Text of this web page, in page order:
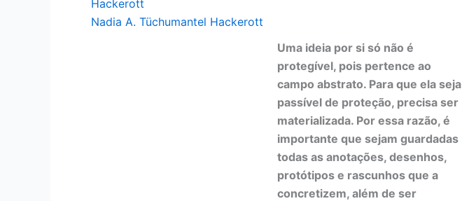
Nadia A. Tüchumantel Hackerott
Uma ideia por si só não é
protegível, pois pertence ao
campo abstrato. Para que ela seja
passível de proteção, precisa ser
materializada. Por essa razão, é
importante que sejam guardadas
todas as anotações, desenhos,
protótipos e rascunhos que a
concretizem, além de ser